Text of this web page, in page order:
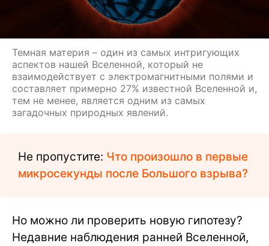
Темная материя – один из самых интригующих
аспектов нашей Вселенной, который не
взаимодействует с электромагнитными полями и
составляет примерно 27% известной Вселенной и,
тем не менее, является одним из самых
загадочных природных явлений.
Не пропустите: Что произошло в первые
микросекунды после Большого взрыва?
Но можно ли проверить новую гипотезу?
Недавние наблюдения ранней Вселенной,